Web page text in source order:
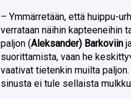
– Ymmärretään, että huippu-
verrataan näihin kapteeneihin
paljon (Aleksander) Barkoviin
suorittamista, vaan he
vaativat tietenkin muilta
sinusta ei tule sellaista